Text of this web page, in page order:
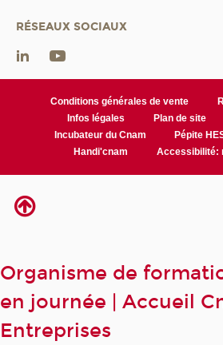
RÉSEAUX SOCIAUX
Conditions générales de vente
Infos légales
Plan de site
Incubateur du Cnam
Pépite
Handi'cnam
Accessibilité:
Organisme de
en journée | Accueil
Entreprises